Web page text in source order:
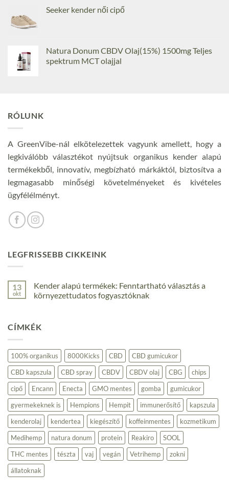
Seeker kender női cipő
Natura Donum CBDV Olaj(15%) 1500mg Teljes
spektrum MCT olajjal
RÓLUNK
A GreenVibe-nál elkötelezettek vagyunk amellett, hogy a
legkiválóbb választékot nyújtsuk organikus kender alapú
termékekből, innovatív, megbízható márkáktól, biztosítva a
legmagasabb minőségi követelményeket és kivételes
ügyfélélményt.
LEGFRISSEBB CIKKEINK
13
okt
Kender alapú termékek: Fenntartható választás a
környezettudatos fogyasztóknak
Kender
alapú
választás
a
környezettudatos
fogyasztóknak
bejegyzéshez
CÍMKÉK
100% organikus 8000Kicks CBD
CBD gumicukor
CBD kapszula
CBD spray CBDV CBDV olaj CBG
chips
cipő
Encann Enecta GMO mentes gomba
gumicukor
gyermekeknek is
Hempions Hempit immunerősítő
kapszula
kenderolaj
kendertea kiegészítő koffeinmentes
kozmetikum
Medihemp
natura donum protein Reakiro
SOOL
THC mentes
tészta vaj vegán Vetrihemp
zokni
állatoknak